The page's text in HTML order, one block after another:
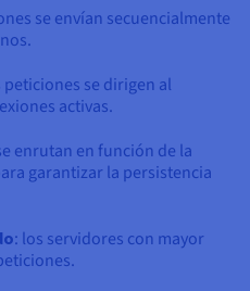
se envían secuencialmente
peticiones se dirigen al
activas.
enrutan en función de la
garantizar la persistencia
: los servidores con mayor